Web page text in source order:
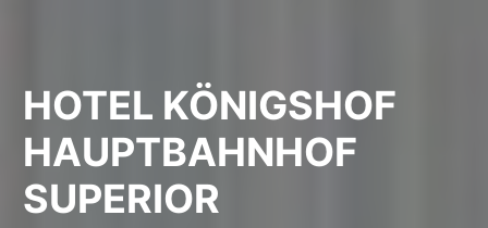
HOTEL KÖNIGSHOF
HAUPTBAHNHOF
SUPERIOR